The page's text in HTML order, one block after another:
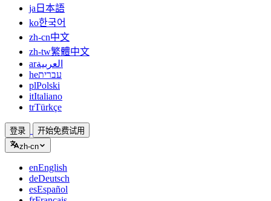
ja 日本語
ko한국어
zh-cn中文
zh-tw繁體中文
arالعربية
heעברית
plPolski
itItaliano
trTürkçe
登录
开始免费试用
zh-cn
enEnglish
deDeutsch
esEspañol